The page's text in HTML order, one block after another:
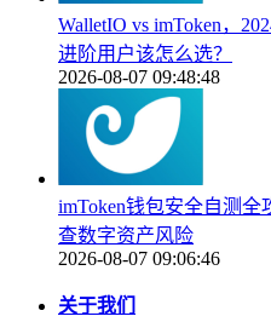
WalletIO vs imToken，
进阶用户该怎么选？
2026-08-07 09:48:48
imToken钱包安全自测
查数字资产风险
2026-08-07 09:06:46
关于我们